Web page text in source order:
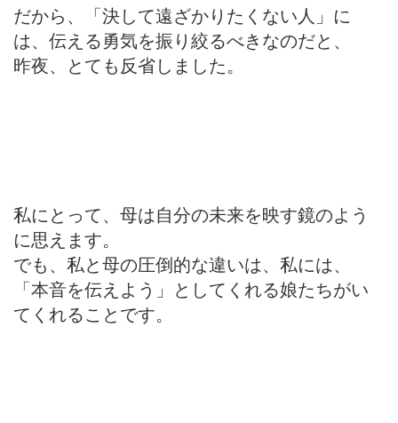
だから、「決して遠ざかりたくない人」に
は、伝える勇気を振り絞るべきなのだと、
昨夜、とても反省しました。
私にとって、母は自分の未来を映す鏡のよう
に思えます。
でも、私と母の圧倒的な違いは、私には、
「本音を伝えよう」としてくれる娘たちがい
てくれることです。